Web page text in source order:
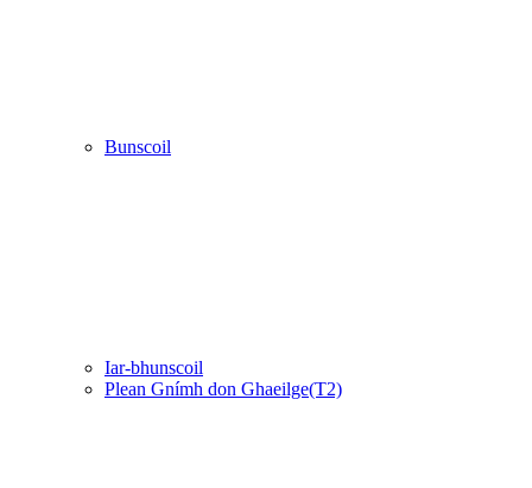
Bunscoil
Iar-bhunscoil
Plean Gnímh don Ghaeilge(T2)